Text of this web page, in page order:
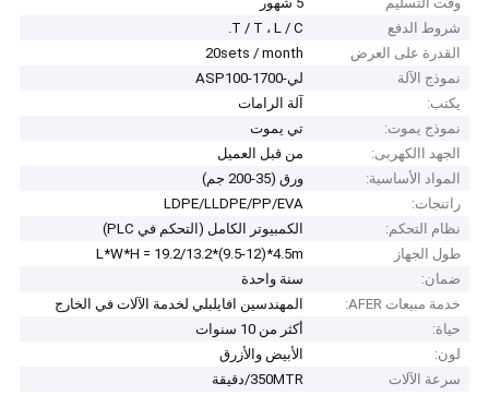
شروط الدفع
T / T ، L / C.
القدرة على العرض
20sets / month
نموذج الآلة
لي-ASP100-1700
يكتب:
آلة الرامات
نموذج يموت:
تي يموت
الجهد االكهربى:
من قبل العميل
المواد الأساسية:
ورق (35-200 جم)
راتنجات:
LDPE/LLDPE/PP/EVA
نظام التحكم:
الكمبيوتر الكامل (التحكم في PLC)
طول الجهاز
L*W*H = 19.2/13.2*(9.5-12)*4.5m
ضمان:
سنة واحدة
خدمة مبيعات AFER:
المهندسين افايلبلي لخدمة الآلات في الخارج
حياة:
أكثر من 10 سنوات
لون:
الأبيض والأزرق
سرعة الآلات
350MTR/دقيقة